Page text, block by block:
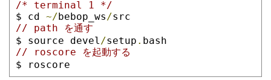
/* terminal 1 */
$ cd ~/bebop_ws /src
// path を通す
$ source devel /setup . bash
// roscore を起動する
$ roscore